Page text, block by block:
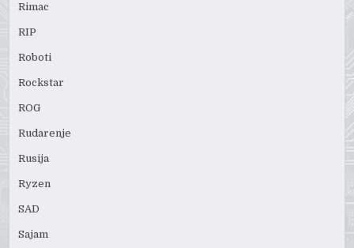
Rimac
RIP
Roboti
Rockstar
ROG
Rudarenje
Rusija
Ryzen
SAD
Sajam